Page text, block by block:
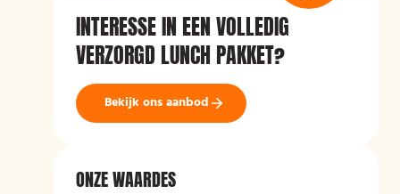
INTERESSE IN EEN VOLLEDIG
VERZORGD LUNCH PAKKET?
Bekijk ons aanbod
ONZE WAARDES